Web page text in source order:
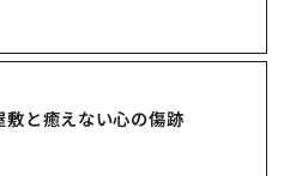
と癒えない心の傷跡